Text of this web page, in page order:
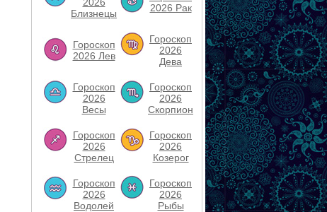
Близнецы
2026 Рак
Гороскоп
2026 Лев
Гороскоп
2026
Дева
Гороскоп
2026
Весы
Гороскоп
2026
Скорпион
Гороскоп
2026
Стрелец
Гороскоп
2026
Козерог
Гороскоп
2026
Водолей
Гороскоп
2026
Рыбы